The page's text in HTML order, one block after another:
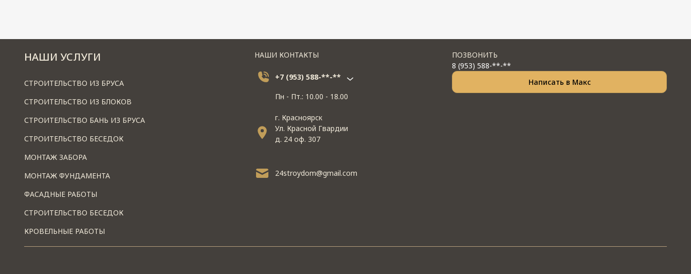
НАШИ УСЛУГИ
СТРОИТЕЛЬСТВО ИЗ БРУСА
СТРОИТЕЛЬСТВО ИЗ БЛОКОВ
СТРОИТЕЛЬСТВО БАНЬ ИЗ БРУСА
СТРОИТЕЛЬСТВО БЕСЕДОК
МОНТАЖ ЗАБОРА
МОНТАЖ ФУНДАМЕНТА
ФАСАДНЫЕ РАБОТЫ
СТРОИТЕЛЬСТВО БЕСЕДОК
КРОВЕЛЬНЫЕ РАБОТЫ
НАШИ КОНТАКТЫ
+7 (953) 588-**-**
Пн - Пт.: 10.00 - 18.00
г. Красноярск
Ул. Красной Гвардии
д. 24 оф. 307
24stroydom@gmail.com
ПОЗВОНИТЬ
8 (953) 588-**-**
Написать в Макс